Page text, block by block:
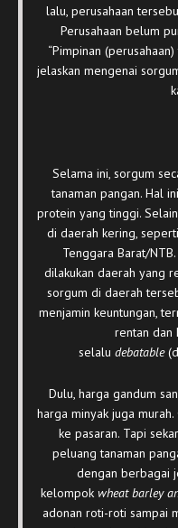
lalu, perusahaan
Perusahaan belum
“Pimpinan
jelaskan mengenai
Selama ini, sorgum
tanaman pangan. Hal
protein yang tinggi.
di daerah kering,
Tenggara Barat/
dilakukan daerah yang
sorgum di daerah
menjamin keuntungan,
rentan dan
selalu debatable
Dulu, harga gandum
harga minyak juga
ke pasaran. Tapi
peluang tanaman
dengan berbagai
kelompok wheat barley
adonan roti-roti sampai